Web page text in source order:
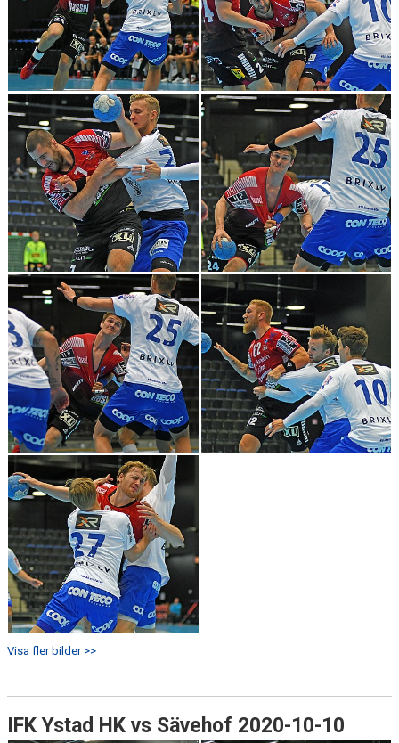
Visa fler bilder >>
IFK Ystad HK vs Sävehof 2020-10-10